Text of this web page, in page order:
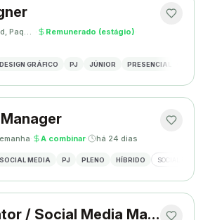
Islamabad, Paquistão · Remunerado (estágio)·
DESIGN GRÁFICO PJ JÚNIOR PRESENCIAL
· A combinar· há 24 dias
SOCIAL MEDIA PJ PLENO HÍBRIDO SOCIAL MEDIA
Content Creator / Social Media Manager